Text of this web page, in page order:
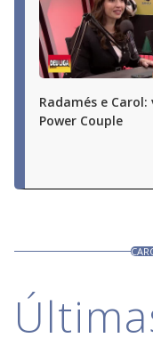
Radamés e Carol:
Power Couple